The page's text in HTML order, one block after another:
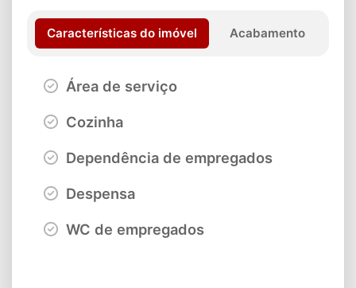
Características do imóvel Acabamento
Área de serviço
Cozinha
Dependência de empregados
Despensa
WC de empregados